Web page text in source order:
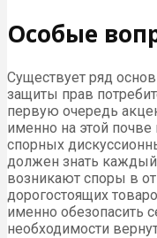
Особые
Существует ряд
защиты прав
первую очередь
именно на этой почве
спорных
должен знать каждый
возникают споры в
дорогостоящих
именно обезопасить
необходимости